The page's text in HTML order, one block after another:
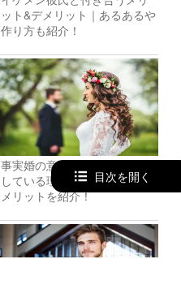
ット&デメリット｜あるあるや
作り方も紹介！
事実婚の意味とは？近年増加
している理由＆メリットとデ
メリットを紹介！
目次を開く